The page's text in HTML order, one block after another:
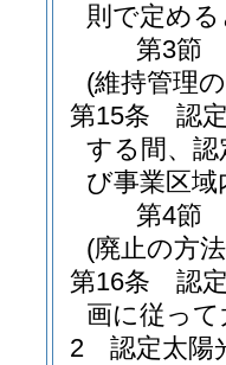
則で定め
第3節
(維持管理
第15条
認
する間、認
び事業区
第4節
(廃止の方
第16条
認
画に従っ
2
認定太陽